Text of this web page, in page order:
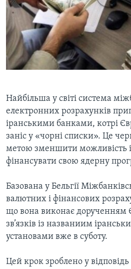
СУСПІЛЬСТВО
ЕКОНОМІКА
ІСТОРІЇ УСПІХУ УКРАЇНЦІВ
ТЕЛЕПРОГРАМИ
ЧАС-TIME
БРИФІНГ ГОЛОСУ АМЕРИКИ
ВІКНО В АМЕРИКУ
ПРАЙМ-ТАЙМ
ПОГЛЯД З ВАШИНГТОНА
ENGLISH
Learning English
Мови
Найбільша у світі система
електронних розрахунків
іранськими банками, котрі
заніс у «чорні списки». Це
метою зменшити можливість
фінансувати свою ядерну
Базована у Бельгії
валютних і фінансових
що вона виконає
зв’язків із названиим
установами вже в суботу.
Цей крок зроблено у